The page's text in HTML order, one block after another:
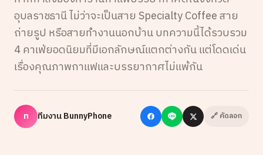
อุบลราชธานี ไม่ว่าจะเป็นสาย Specialty Coffee สาย
ถ่ายรูป หรือสายทำงานนอกบ้าน บทความนี้ได้รวบรวม
4 คาเฟ่ยอดนิยมที่มีเอกลักษณ์แตกต่างกัน แต่โดดเด่น
เรื่องคุณภาพกาแฟและบรรยากาศไม่แพ้กัน
ท ทีมงาน BunnyPhone 🔗 คัดลอก